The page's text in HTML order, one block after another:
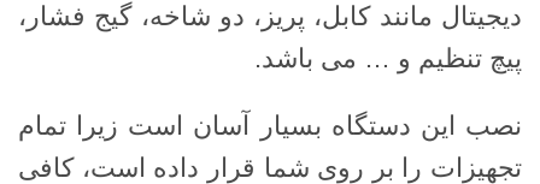
دیجیتال مانند کابل، پریز، دو شاخه، گیج فشار،
پیچ تنظیم و … می باشد.
نصب این دستگاه بسیار آسان است زیرا تمام
تجهیزات را بر روی شما قرار داده است، کافی